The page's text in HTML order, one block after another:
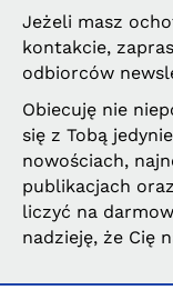
Jeżeli masz
kontakcie,
odbiorców
Obiecuję nie
się z Tobą
nowościach,
publikacjach
liczyć na
nadzieję, że Cię